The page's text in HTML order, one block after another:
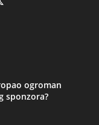
ogroman
sponzora?